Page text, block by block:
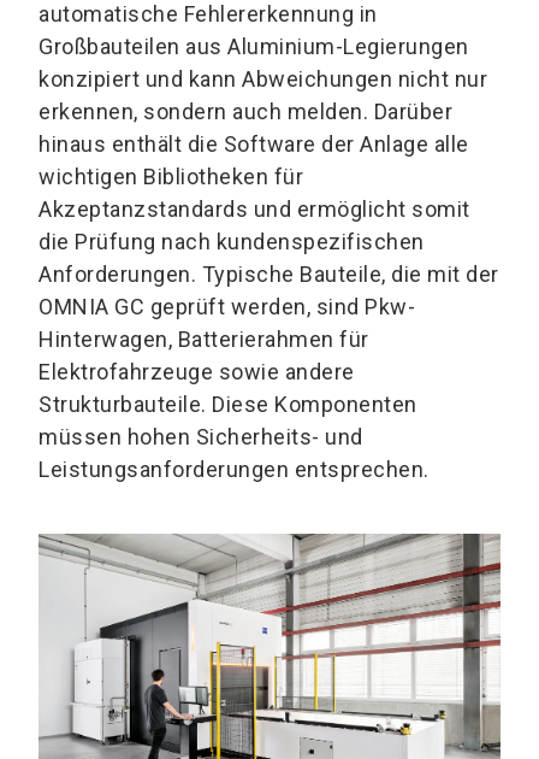
automatische Fehlererkennung in
Großbauteilen aus Aluminium-Legierungen
konzipiert und kann Abweichungen nicht nur
erkennen, sondern auch melden. Darüber
hinaus enthält die Software der Anlage alle
wichtigen Bibliotheken für
Akzeptanzstandards und ermöglicht somit
die Prüfung nach kundenspezifischen
Anforderungen. Typische Bauteile, die mit der
OMNIA GC geprüft werden, sind Pkw-
Hinterwagen, Batterierahmen für
Elektrofahrzeuge sowie andere
Strukturbauteile. Diese Komponenten
müssen hohen Sicherheits- und
Leistungsanforderungen entsprechen.